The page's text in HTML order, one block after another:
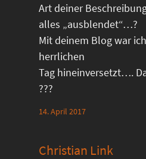
Art deiner
alles „ausblendet“…?
Mit deinem Blog war
herrlichen
Tag hineinversetzt….
???
14. April 2017
Christian Link